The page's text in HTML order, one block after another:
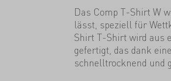
Das Comp T-Shirt W
lässt, speziell für
Shirt T-Shirt wird aus
gefertigt, das dank
schnelltrocknend und